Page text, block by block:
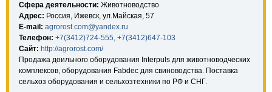
Сфера деятельности: Животноводство
Адрес: Россия, Ижевск, ул.Майская, 57
E-mail: agrorost.com@yandex.ru
Телефон: +7(3412)724-555, +7(3412)647-103
Сайт: http://agrorost.com/
Продажа доильного оборудования Interpuls для животноводческих
комплексов, оборудования Fabdec для свиноводства. Поставка
сельхоз оборудования и сельхозтехники по РФ и СНГ.